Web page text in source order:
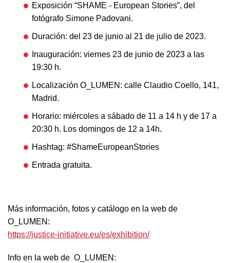
Exposición “SHAME - European Stories”, del
fotógrafo Simone Padovani.
Duración: del 23 de junio al 21 de julio de 2023.
Inauguración: viernes 23 de junio de 2023 a las
19:30 h.
Localización O_LUMEN: calle Claudio Coello, 141,
Madrid.
Horario: miércoles a sábado de 11 a 14 h y de 17 a
20:30 h. Los domingos de 12 a 14h.
Hashtag: #ShameEuropeanStories
Entrada gratuita.
Más información, fotos y catálogo en la web de
O_LUMEN:
https://justice-initiative.eu/es/exhibition/
Info en la web de O_LUMEN: